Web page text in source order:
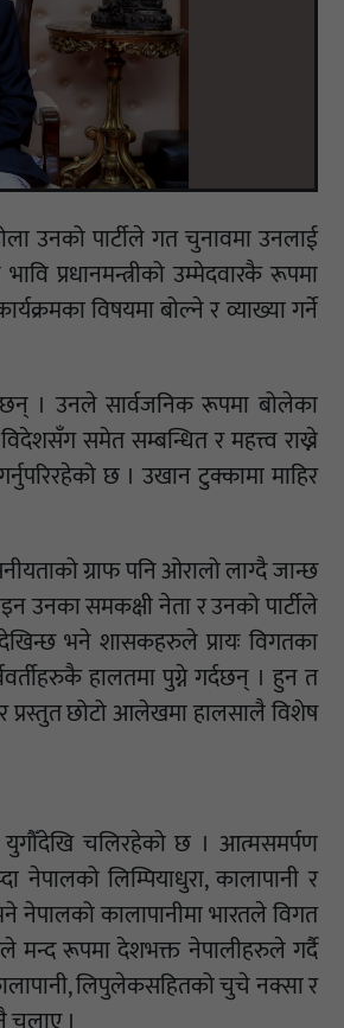
उनको पार्टीले गत चुनावमा उनलाई
प्रधानमन्त्रीको उम्मेदवारकै रूपमा
विषयमा बोल्ने र व्याख्या गर्ने
छन् । उनले सार्वजनिक रूपमा बोलेका
समेत सम्बन्धित र महत्त्व राख्ने
छ । उखान टुक्कामा माहिर
ग्राफ पनि ओरालो लाग्दै जान्छ
उनका समकक्षी नेता र उनको पार्टीले
भने शासकहरुले प्रायः विगतका
हालतमा पुग्ने गर्दछन् । हुन त
प्रस्तुत छोटो आलेखमा हालसालै विशेष
युगौँदेखि चलिरहेको छ । आत्मसमर्पण
लिम्पियाधुरा, कालापानी र
नेपालको कालापानीमा भारतले विगत
मन्द रूपमा देशभक्त नेपालीहरुले गर्दै
लिपुलेकसहितको चुचे नक्सा र